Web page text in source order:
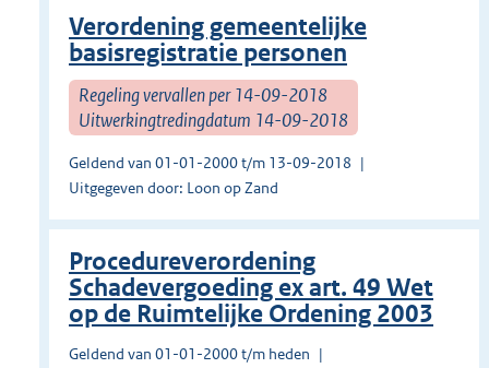
Verordening gemeentelijke
basisregistratie personen
Regeling vervallen per 14-09-2018
Uitwerkingtredingdatum 14-09-2018
Geldend van 01-01-2000 t/m 13-09-2018
Uitgegeven door: Loon op Zand
Procedureverordening
Schadevergoeding ex art. 49 Wet
op de Ruimtelijke Ordening 2003
Geldend van 01-01-2000 t/m heden